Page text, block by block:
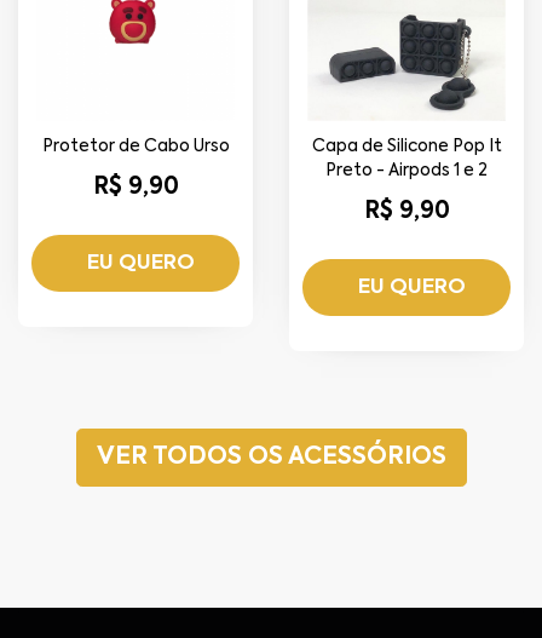
Protetor de Cabo Urso
R$ 9,90
EU QUERO
Capa de Silicone Pop It
Preto - Airpods 1 e 2
R$ 9,90
EU QUERO
VER TODOS OS ACESSÓRIOS